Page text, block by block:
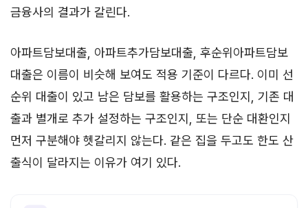
금융사의 결과가 갈린다.
아파트담보대출, 아파트추가담보대출, 후순위아파트담보
대출은 이름이 비슷해 보여도 적용 기준이 다르다. 이미 선
순위 대출이 있고 남은 담보를 활용하는 구조인지, 기존 대
출과 별개로 추가 설정하는 구조인지, 또는 단순 대환인지
먼저 구분해야 헷갈리지 않는다. 같은 집을 두고도 한도 산
출식이 달라지는 이유가 여기 있다.